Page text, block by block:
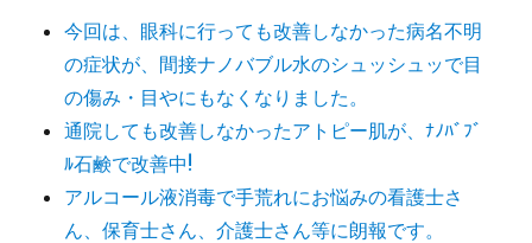
今回は、眼科に行っても改善しなかった病名不明
の症状が、間接ナノバブル水のシュッシュッで目
の傷み・目やにもなくなりました。
通院しても改善しなかったアトピー肌が、ﾅﾉﾊﾞﾌﾞ
ﾙ石鹸で改善中!
アルコール液消毒で手荒れにお悩みの看護士さ
ん、保育士さん、介護士さん等に朗報です。